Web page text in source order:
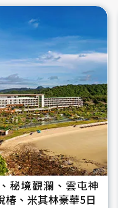
秘境觀瀾、雲屯神
椿、米其林豪華5日